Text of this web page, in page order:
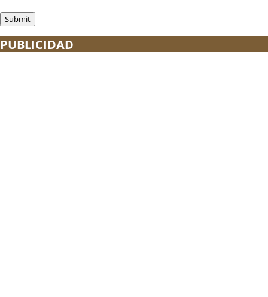
PUBLICIDAD